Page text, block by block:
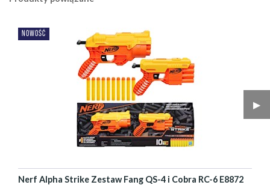
▶︎
NOWOŚĆ
Nerf Alpha Strike Zestaw Fang QS-4 i Cobra RC-6 E8872